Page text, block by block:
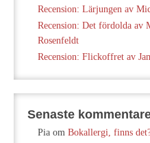
Recension: Lärjungen av
Recension: Det fördolda av
Rosenfeldt
Recension: Flickoffret av
Senaste
Pia om Bokallergi, finns